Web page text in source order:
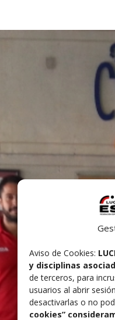
Aviso de Cookies:
y disciplinas
de terceros, para
usuarios al abrir
desactivarlas o no
cookies”